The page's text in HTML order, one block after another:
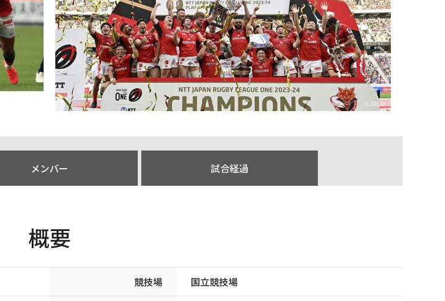
メンバー 試合経過
概要
競技場 国立競技場